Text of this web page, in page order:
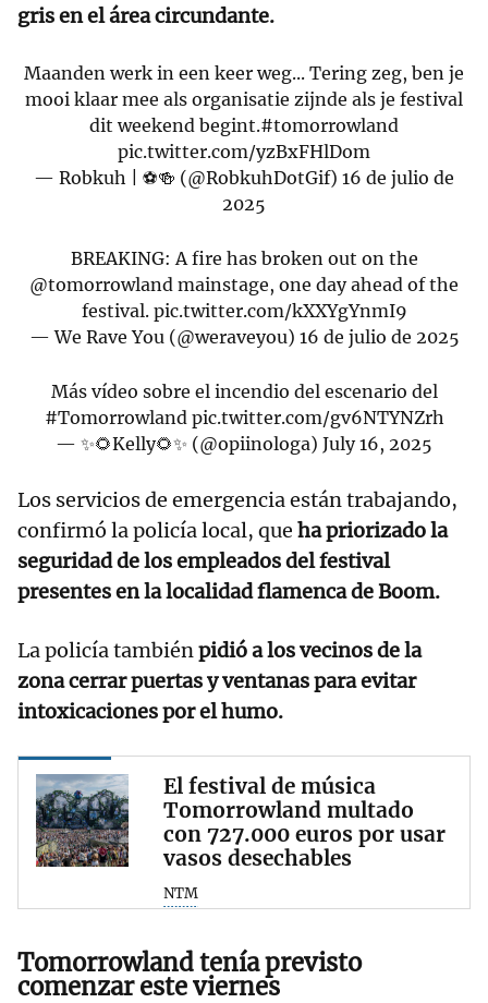
gris en el área circundante.
Maanden werk in een keer weg... Tering zeg, ben je
mooi klaar mee als organisatie zijnde als je festival
dit weekend begint.#tomorrowland
pic.twitter.com/yzBxFHlDom
— Robkuh | ⚽🍻 (@RobkuhDotGif) 16 de julio de
2025
BREAKING: A fire has broken out on the
@tomorrowland mainstage, one day ahead of the
festival. pic.twitter.com/kXXYgYnmI9
— We Rave You (@weraveyou) 16 de julio de 2025
Más vídeo sobre el incendio del escenario del
#Tomorrowland pic.twitter.com/gv6NTYNZrh
— ✨🌻Kelly🌻✨ (@opiinologa) July 16, 2025
Los servicios de emergencia están trabajando,
confirmó la policía local, que ha priorizado la
seguridad de los empleados del festival
presentes en la localidad flamenca de Boom.
La policía tambiénpidió a los vecinos de la
zona cerrar puertas y ventanas para evitar
intoxicaciones por el humo.
El festival de música
Tomorrowland multado
con 727.000 euros por usar
vasos desechables
NTM
Tomorrowland tenía previsto
comenzar este viernes